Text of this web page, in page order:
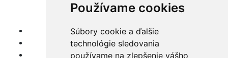
Používame cookies
Súbory cookie a ďalšie
technológie sledovania
používame na zlepšenie vášho
Navigácia
O nás
Služby
Stroje